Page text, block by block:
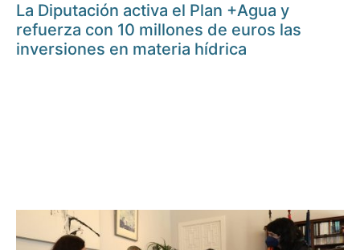
La Diputación activa el Plan +Agua y
refuerza con 10 millones de euros las
inversiones en materia hídrica